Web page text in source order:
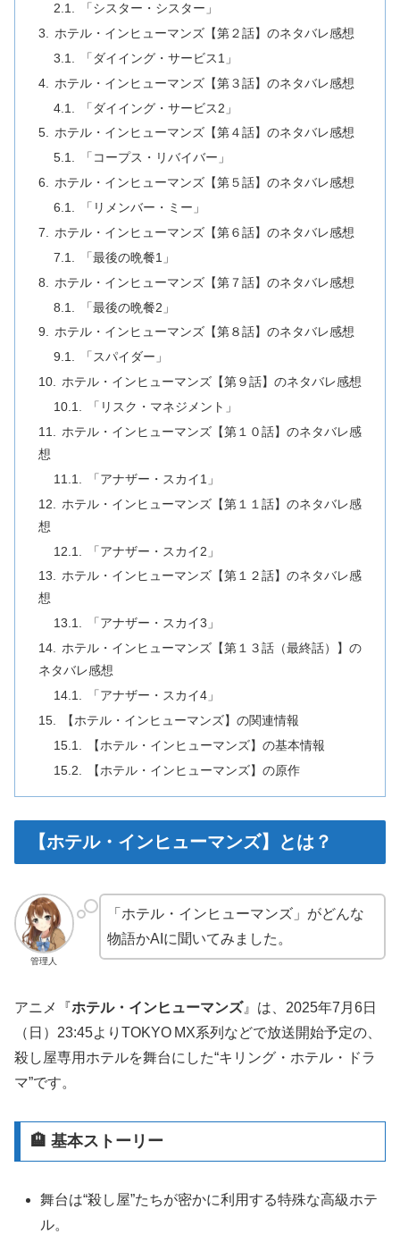
「シスター・シスター」
ホテル・インヒューマンズ【第２話】のネタバレ感想
「ダイイング・サービス1」
ホテル・インヒューマンズ【第３話】のネタバレ感想
「ダイイング・サービス2」
ホテル・インヒューマンズ【第４話】のネタバレ感想
「コープス・リバイバー」
ホテル・インヒューマンズ【第５話】のネタバレ感想
「リメンバー・ミー」
ホテル・インヒューマンズ【第６話】のネタバレ感想
「最後の晩餐1」
ホテル・インヒューマンズ【第７話】のネタバレ感想
「最後の晩餐2」
ホテル・インヒューマンズ【第８話】のネタバレ感想
「スパイダー」
ホテル・インヒューマンズ【第９話】のネタバレ感想
「リスク・マネジメント」
ホテル・インヒューマンズ【第１０話】のネタバレ感
想
「アナザー・スカイ1」
ホテル・インヒューマンズ【第１１話】のネタバレ感
想
「アナザー・スカイ2」
ホテル・インヒューマンズ【第１２話】のネタバレ感
想
「アナザー・スカイ3」
ホテル・インヒューマンズ【第１３話（最終話）】の
ネタバレ感想
「アナザー・スカイ4」
【ホテル・インヒューマンズ】の関連情報
【ホテル・インヒューマンズ】の基本情報
【ホテル・インヒューマンズ】の原作
【ホテル・インヒューマンズ】とは？
管理人
「ホテル・インヒューマンズ」がどんな
物語かAIに聞いてみました。
アニメ『ホテル・インヒューマンズ』は、2025年7月6日
（日）23:45よりTOKYO MX系列などで放送開始予定の、
殺し屋専用ホテルを舞台にした“キリング・ホテル・ドラ
マ”です。
🏨 基本ストーリー
舞台は“殺し屋”たちが密かに利用する特殊な高級ホテ
ル。